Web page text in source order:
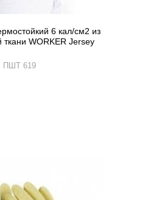
6 кал/см2 из
ткани WORKER Jersey
ПШТ 619